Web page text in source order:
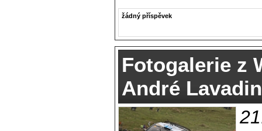
žádný příspěvek
Fotogalerie z
André